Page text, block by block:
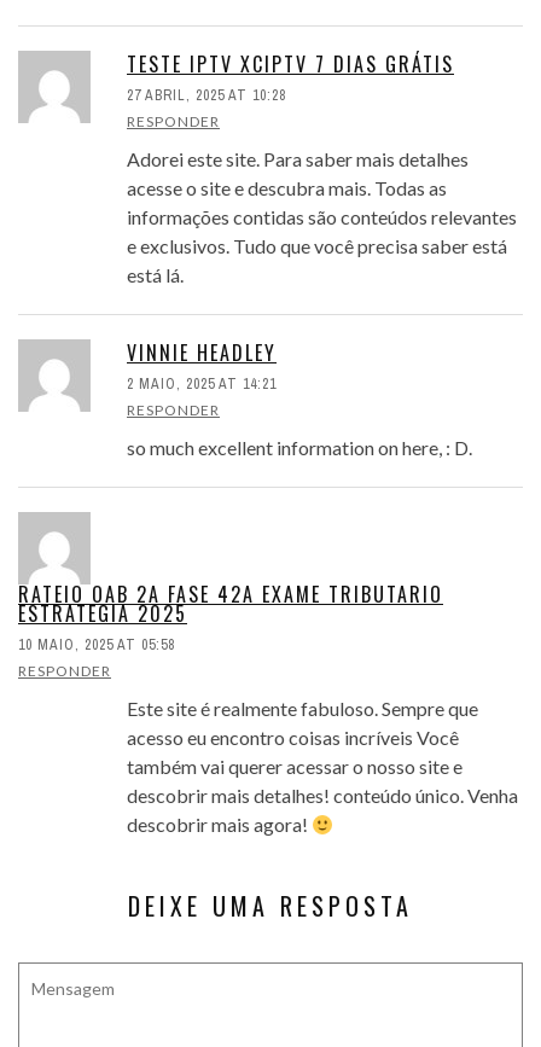
TESTE IPTV XCIPTV 7 DIAS GRÁTIS
27 ABRIL, 2025 AT 10:28
RESPONDER
Adorei este site. Para saber mais detalhes
acesse o site e descubra mais. Todas as
informações contidas são conteúdos relevantes
e exclusivos. Tudo que você precisa saber está
está lá.
VINNIE HEADLEY
2 MAIO, 2025 AT 14:21
RESPONDER
so much excellent information on here, : D.
RATEIO OAB 2A FASE 42A EXAME TRIBUTARIO
ESTRATEGIA 2025
10 MAIO, 2025 AT 05:58
RESPONDER
Este site é realmente fabuloso. Sempre que
acesso eu encontro coisas incríveis Você
também vai querer acessar o nosso site e
descobrir mais detalhes! conteúdo único. Venha
descobrir mais agora!
DEIXE UMA RESPOSTA